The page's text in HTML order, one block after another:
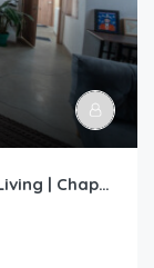
Aparta estudio (302) amoblado Co-Living | Chapinero